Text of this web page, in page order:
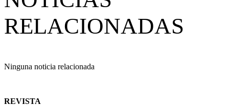
RELACIONADAS
Ninguna noticia relacionada
REVISTA